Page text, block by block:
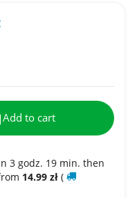
Add to cart
3 godz. 19 min. then
14.99 zł (